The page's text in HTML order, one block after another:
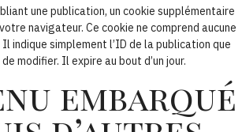
une publication, un cookie supplémentaire
navigateur. Ce cookie ne comprend aucune
indique simplement l’ID de la publication que
modifier. Il expire au bout d’un jour.
embarqué